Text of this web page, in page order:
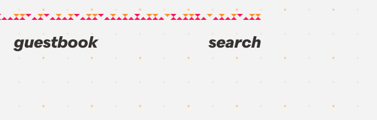
guestbook search